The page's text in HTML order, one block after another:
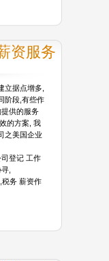
资服务
立据点增多,
阶段,有些作
供的服务
的方案, 我
之美国企业
登记 工作
,
税务 薪资作